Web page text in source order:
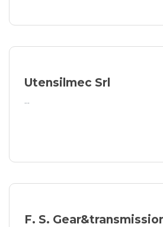
Utensilmec Srl
...
F. S.